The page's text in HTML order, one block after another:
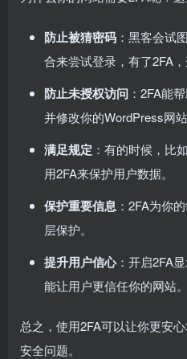
防止被猜密码 ：黑客会试
合来尝试登录，有了2FA
防止未授权访问 ：2FA能
并修改你的WordPress网站
满足规定 ：有的时候，比
用2FA来保护用户数据。
保护重要信息 ：2FA为你
层保护。
提升用户信心：开启2FA
能让用户更信任你的网站。
总之，使用2FA可以让你更安
安全问题。